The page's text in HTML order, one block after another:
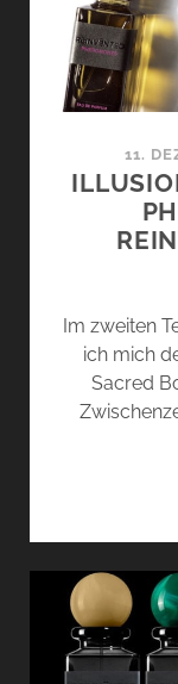
11.
Im zweiten
ich mich
Sacred